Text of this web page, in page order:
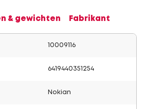
& gewichten Fabrikant
10009116
6419440351254
Nokian